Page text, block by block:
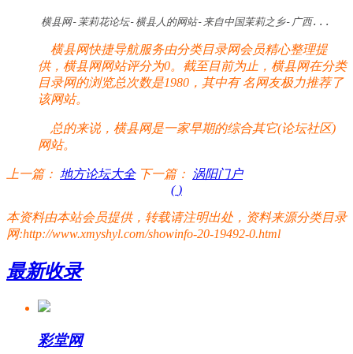
横县网-茉莉花论坛-横县人的网站-来自中国茉莉之乡-广西...
横县网快捷导航服务由分类目录网会员精心整理提
供，横县网网站评分为0。截至目前为止，横县网在分类
目录网的浏览总次数是1980，其中有名网友极力推荐了
该网站。
总的来说，横县网是一家早期的综合其它(论坛社区)
网站。
上一篇： 地方论坛大全 下一篇：
涡阳门户
( )
本资料由本站会员提供，转载请注明出处，资料来源分类目录
网:http://www.xmyshyl.com/showinfo-20-19492-0.html
最新收录
彩堂网